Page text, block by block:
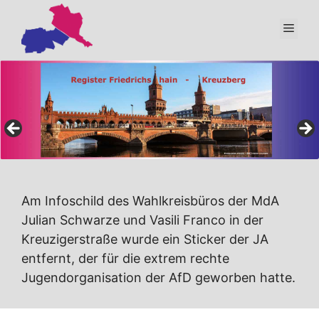
Inhalt
springen
Am Infoschild des Wahlkreisbüros der MdA
Julian Schwarze und Vasili Franco in der
Kreuzigerstraße wurde ein Sticker der JA
entfernt, der für die extrem rechte
Jugendorganisation der AfD geworben hatte.